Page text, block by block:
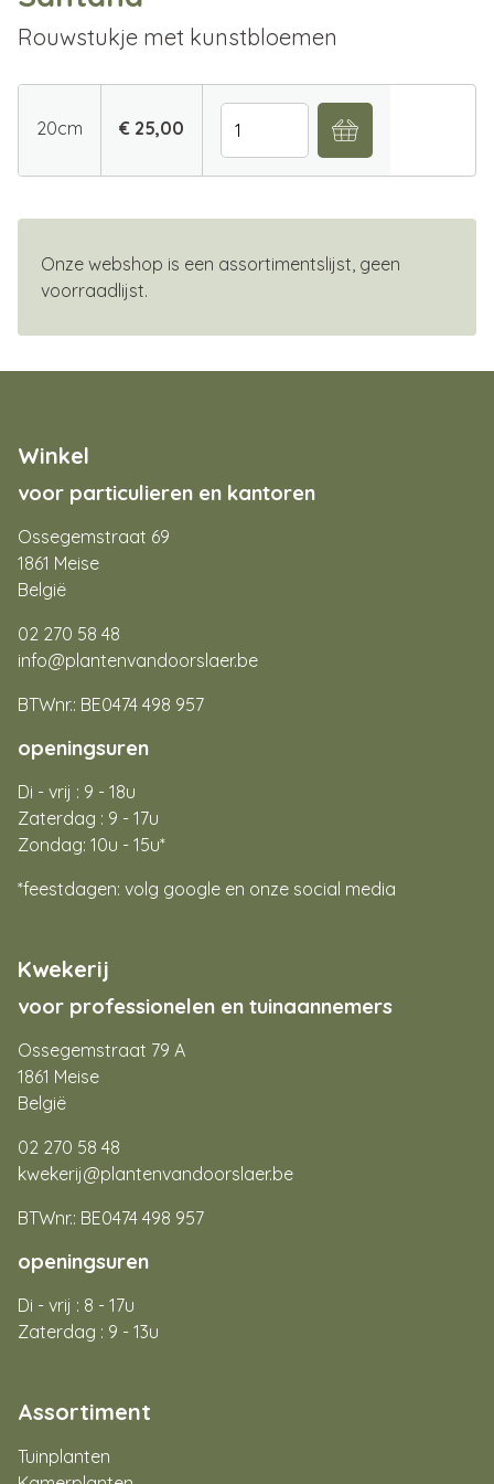
Rouwstukje met kunstbloemen
20cm € 25,00
Onze webshop is een assortimentslijst, geen
voorraadlijst.
Winkel
voor particulieren en kantoren
Ossegemstraat 69
1861 Meise
België
02 270 58 48
info@plantenvandoorslaer.be
BTWnr.: BE0474 498 957
openingsuren
Di - vrij : 9 - 18u
Zaterdag : 9 - 17u
Zondag: 10u - 15u*
*feestdagen: volg google en onze social media
Kwekerij
voor professionelen en tuinaannemers
Ossegemstraat 79 A
1861 Meise
België
02 270 58 48
kwekerij@plantenvandoorslaer.be
BTWnr.: BE0474 498 957
openingsuren
Di - vrij : 8 - 17u
Zaterdag : 9 - 13u
Assortiment
Tuinplanten